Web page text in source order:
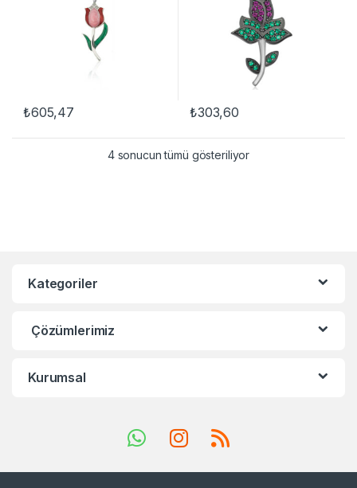
₺605,47 ₺303,60
4 sonucun tümü gösteriliyor
Kategoriler
Çözümlerimiz
Kurumsal